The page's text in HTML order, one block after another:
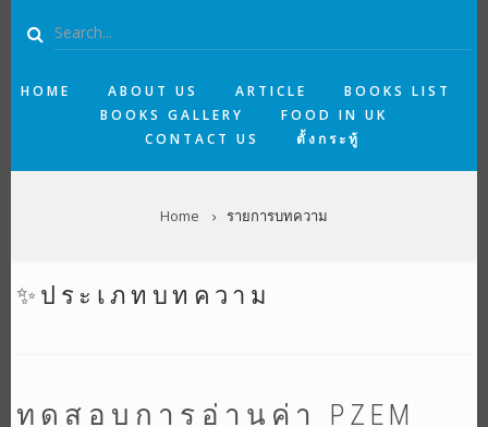
Search
MAIN
NAVIGATION
HOME ABOUT US ARTICLE
BOOKS LIST
BOOKS GALLERY
FOOD IN UK
CONTACT US
ตั้งกระทู้
Home รายการบทความ
✨ประเภทบทความ
ทดสอบการอ่านค่า PZEM